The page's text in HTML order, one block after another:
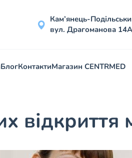
Кам’янець-
вул. Драгоманова 14А
БлогКонтактиМагазин CENTRMED
відкриття